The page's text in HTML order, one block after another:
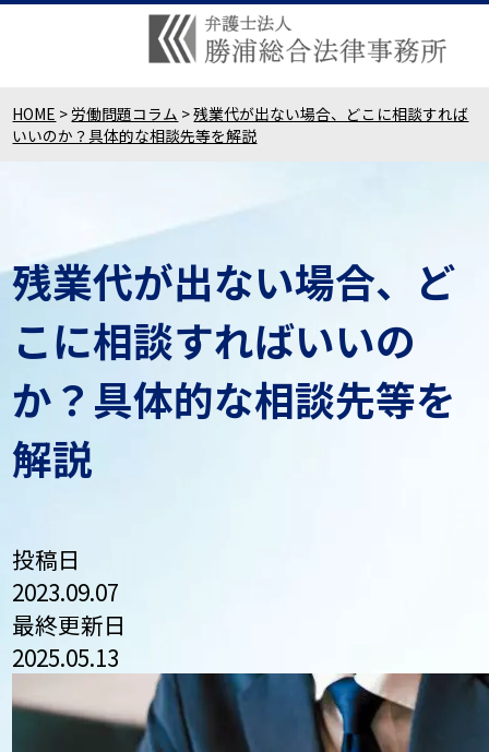
HOME > 労働問題コラム >残業代が出ない場合、どこに相談すれば
いいのか？具体的な相談先等を解説
残業代が出ない場合、ど
こに相談すればいいの
か？具体的な相談先等を
解説
投稿日
2023.09.07
最終更新日
2025.05.13